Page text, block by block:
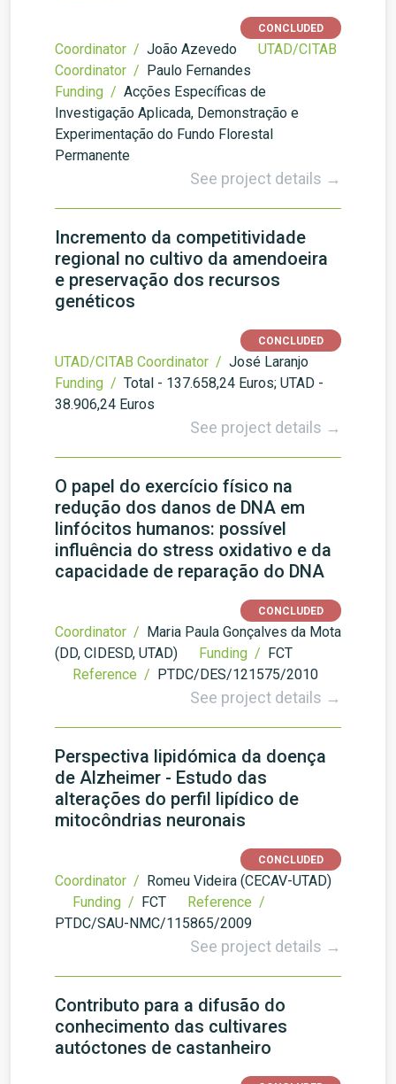
CONCLUDED
Coordinator / João Azevedo
UTAD/CITAB
Coordinator / Paulo Fernandes
Funding / Acções Específicas de
Investigação Aplicada, Demonstração e
Experimentação do Fundo Florestal
Permanente
See project details →
Incremento da competitividade
regional no cultivo da amendoeira
e preservação dos recursos
genéticos
CONCLUDED
UTAD/CITAB Coordinator / José Laranjo
Funding / Total - 137.658,24 Euros; UTAD -
38.906,24 Euros
See project details →
O papel do exercício físico na
redução dos danos de DNA em
linfócitos humanos: possível
influência do stress oxidativo e da
capacidade de reparação do DNA
CONCLUDED
Coordinator / Maria Paula Gonçalves da Mota
(DD, CIDESD, UTAD)
Funding / FCT
Reference / PTDC/DES/121575/2010
See project details →
Perspectiva lipidómica da doença
de Alzheimer - Estudo das
alterações do perfil lipídico de
mitocôndrias neuronais
CONCLUDED
Coordinator / Romeu Videira (CECAV-UTAD)
Funding / FCT
Reference /
PTDC/SAU-NMC/115865/2009
See project details →
Contributo para a difusão do
conhecimento das cultivares
autóctones de castanheiro